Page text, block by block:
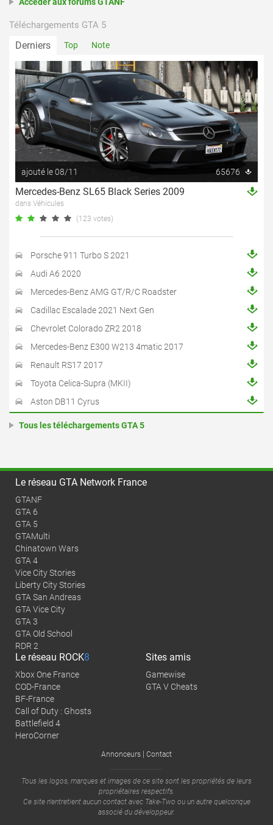
Accéder aux forums GTANF
Téléchargements GTA 5
Derniers Top Note
ajouté le 08/11 65676
Mercedes-Benz SL65 Black Series 2009
dans Véhicules
(123 votes)
Porsche 911 Turbo S 2021
Audi A6 2020
Mercedes-Benz AMG GT/R/C Roadster
Cadillac Escalade 2021 Next Gen
Chevrolet Colorado ZR2 2018
Mercedes-Benz E300 W213 4matic 2017
Renault RS17 2017
Toyota Celica-Supra (MKII)
Aston DB11 Cyrus
Tous les téléchargements GTA 5
Le réseau GTA Network France
GTANF
GTA 6
GTA 5
GTAMulti
Chinatown Wars
GTA 4
Vice City Stories
Liberty City Stories
GTA San Andreas
GTA Vice City
GTA 3
GTA Old School
RDR 2
Le réseau ROCK8
Xbox One France
COD-France
BF-France
Call of Duty : Ghosts
Battlefield 4
HeroCorner
Sites amis
Gamewise
GTA V Cheats
Annonceurs | Contact
Tous les logos, marques et images de ce site sont les propriétés de leurs
propriétaires respectifs.
Ce site n'entretient aucun contact avec Take-Two ou un autre quelconque
associé du développeur.